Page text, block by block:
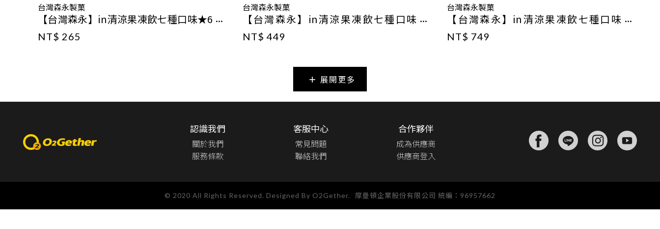
台灣森永製菓
【台灣森永】in清涼果凍飲七種口味★6
入組★
NT$ 265
台灣森永製菓
【台灣森永】in清涼果凍飲七種口味
★12入組★
NT$ 449
台灣森永製菓
【台灣森永】in清涼果凍飲七種口味
★24入組★
NT$ 749
展開更多
認識我們
關於我們
服務條款
客服中心
常見問題
聯絡我們
合作夥伴
成為供應商
供應商登入
© 2020 All Rights Reserved. Designed By O2Gether. 摩曼頓企業股份有限公司 統編：96957662